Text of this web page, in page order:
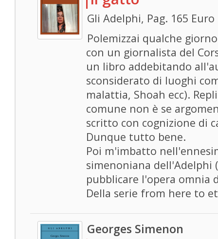
Gli Adelphi, Pag. 165 Euro
Polemizzai qualche
con un giornalista del
un libro addebitando
sconsiderato di luoghi
malattia, Shoah ecc).
comune non è se
scritto con cognizione di
Dunque tutto bene.
Poi m'imbatto
simenoniana dell'Adelphi
pubblicare l'opera omnia
Della serie from here to
Georges Simenon